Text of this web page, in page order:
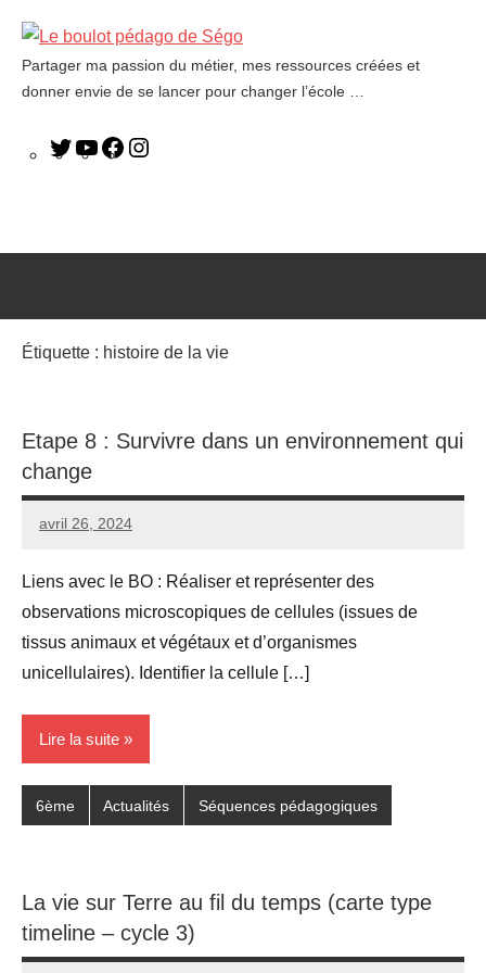
Le
boulot
Partager ma passion du métier, mes ressources créées et
donner envie de se lancer pour changer l’école …
Étiquette : histoire de la vie
Etape 8 : Survivre dans un environnement qui
change
avril 26, 2024
Seg0_La_Vraie
Aucun
Liens avec le BO : Réaliser et représenter des
observations microscopiques de cellules (issues de
tissus animaux et végétaux et d’organismes
unicellulaires). Identifier la cellule […]
Lire la suite
6ème Actualités Séquences pédagogiques
La vie sur Terre au fil du temps (carte type
timeline – cycle 3)